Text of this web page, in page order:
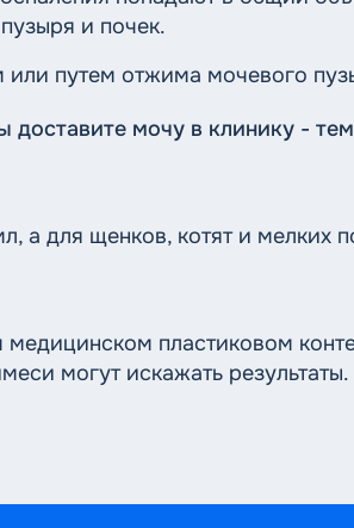
и почек.
или путем отжима мочевого
доставите мочу в клинику -
а для щенков, котят и мелких
пластиковом
могут искажать результаты.